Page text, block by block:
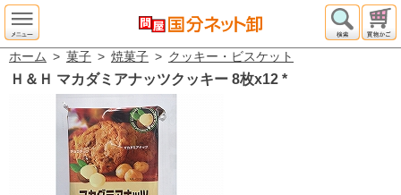
ホーム > 菓子 > 焼菓子 > クッキー・ビスケット
Ｈ＆Ｈ マカダミアナッツクッキー 8枚x12 *